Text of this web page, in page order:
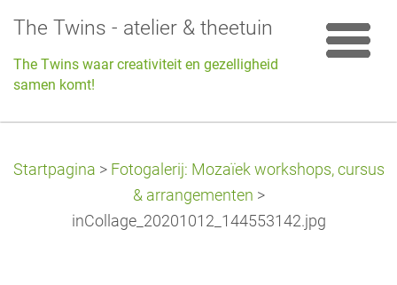
The Twins - atelier & theetuin
The Twins waar creativiteit en gezelligheid
samen komt!
Startpagina > Fotogalerij: Mozaïek workshops, cursus
& arrangementen >
inCollage_20201012_144553142.jpg